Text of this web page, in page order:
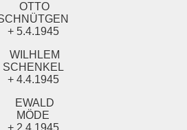
OTTO
+ 5.4.1945
WILHLEM
SCHENKEL
+ 4.4.1945
EWALD
MÖDE
+ 2.4.1945